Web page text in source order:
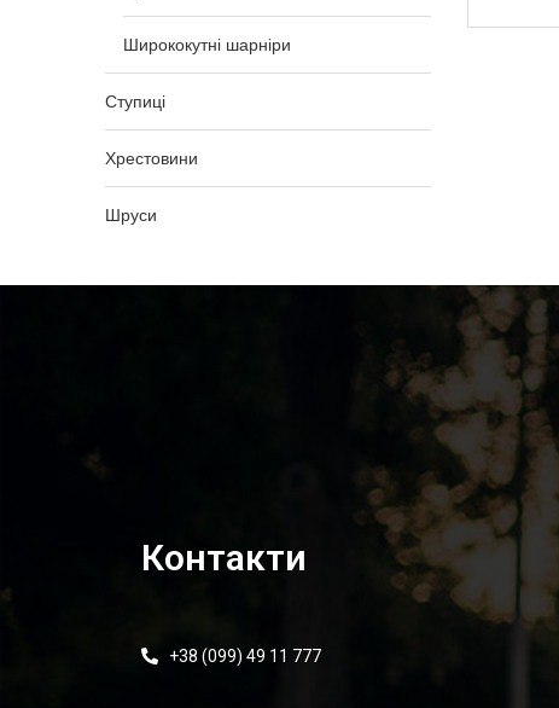
Ширококутні шарніри
Ступиці
Хрестовини
Шруси
Контакти
+38 (099) 49 11 777